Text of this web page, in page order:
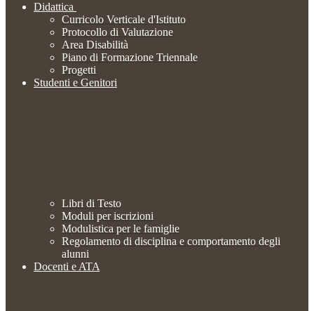
Didattica
Curricolo Verticale d'Istituto
Protocollo di Valutazione
Area Disabilità
Piano di Formazione Triennale
Progetti
Studenti e Genitori
Libri di Testo
Moduli per iscrizioni
Modulistica per le famiglie
Regolamento di disciplina e comportamento degli
alunni
Docenti e ATA